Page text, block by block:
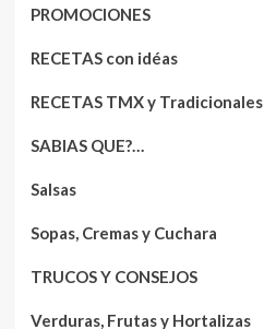
PROMOCIONES
RECETAS con idéas
RECETAS TMX y Tradicionales
SABIAS QUE?…
Salsas
Sopas, Cremas y Cuchara
TRUCOS Y CONSEJOS
Verduras, Frutas y Hortalizas